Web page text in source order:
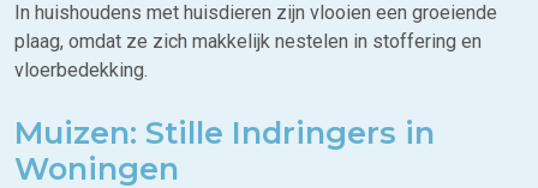
In huishoudens met huisdieren zijn vlooien een groeiende
plaag, omdat ze zich makkelijk nestelen in stoffering en
vloerbedekking.
Muizen: Stille Indringers in
Woningen